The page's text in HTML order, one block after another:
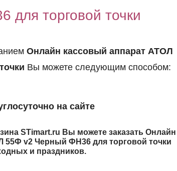
торговой точки
Онлайн кассовый аппарат АТОЛ
Вы можете следующим способом:
на сайте
STimart.ru Вы можете заказать Онлайн
55Ф v2 Черный ФН36 для торговой точки
и праздников.